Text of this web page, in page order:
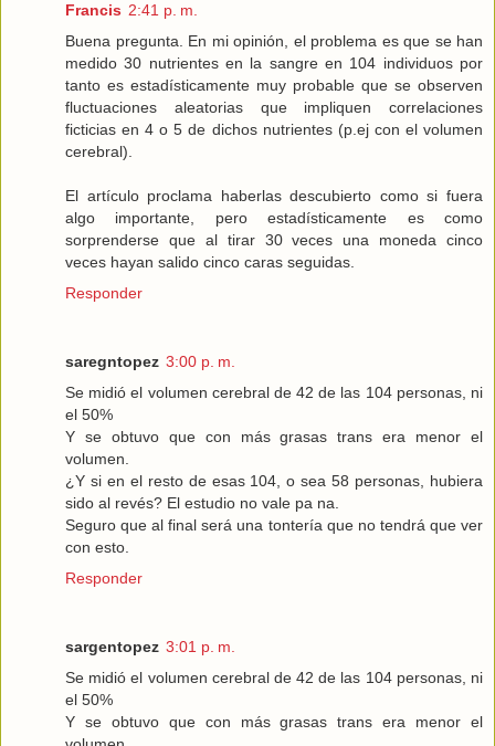
Francis 2:41 p. m.
Buena pregunta. En mi opinión, el problema es que se han
medido 30 nutrientes en la sangre en 104 individuos por
tanto es estadísticamente muy probable que se observen
fluctuaciones aleatorias que impliquen correlaciones
ficticias en 4 o 5 de dichos nutrientes (p.ej con el volumen
cerebral).
El artículo proclama haberlas descubierto como si fuera
algo importante, pero estadísticamente es como
sorprenderse que al tirar 30 veces una moneda cinco
veces hayan salido cinco caras seguidas.
Responder
saregntopez 3:00 p. m.
Se midió el volumen cerebral de 42 de las 104 personas, ni
el 50%
Y se obtuvo que con más grasas trans era menor el
volumen.
¿Y si en el resto de esas 104, o sea 58 personas, hubiera
sido al revés? El estudio no vale pa na.
Seguro que al final será una tontería que no tendrá que ver
con esto.
Responder
sargentopez 3:01 p. m.
Se midió el volumen cerebral de 42 de las 104 personas, ni
el 50%
Y se obtuvo que con más grasas trans era menor el